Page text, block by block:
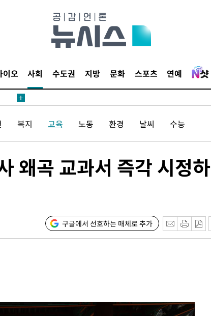
이오 사회 수도권 지방 문화 스포츠 연예
다음
음
복지 교육 노동 환경 날씨 수능
왜곡 교과서 즉각 시정하
구글에서 선호하는 매체로 추가